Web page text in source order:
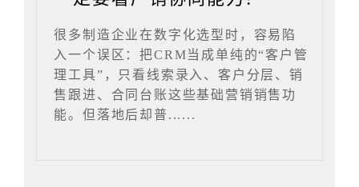
很多制造企业在数字化选型时，容易陷
入一个误区：把CRM当成单纯的“客户管
理工具”，只看线索录入、客户分层、销
售跟进、合同台账这些基础营销销售功
能。但落地后却普......